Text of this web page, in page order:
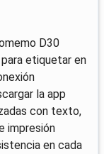
D30
etiquetar en
la app
con texto,
impresión
en cada